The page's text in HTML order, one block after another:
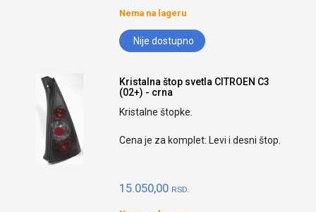
Nema na lageru
Nije dostupno
Kristalna štop svetla CITROEN C3
(02+) - crna
Kristalne štopke.
Cena je za komplet: Levi i desni štop.
15.050,00 RSD.